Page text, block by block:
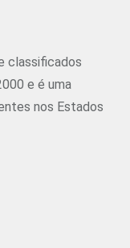
classificados
e é uma
nos Estados